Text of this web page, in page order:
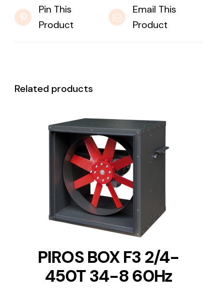
Pin This
Product
Email This
Product
Related products
DETAILS
PIROS BOX F3 2/4-
450T 34-8 60Hz